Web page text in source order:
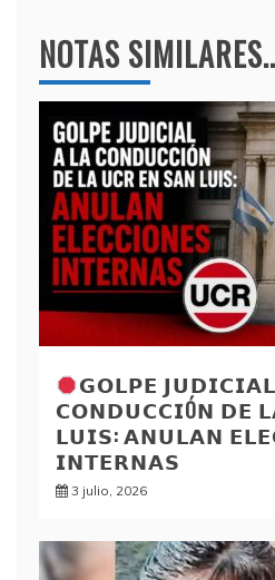
NOTAS
𝗚𝗢𝗟𝗣𝗘
𝗖𝗢𝗡𝗗𝗨𝗖𝗖𝗜Ó𝗡 𝗗𝗘
𝗟𝗨𝗜𝗦: 𝗔𝗡𝗨𝗟𝗔𝗡
𝗜𝗡𝗧𝗘𝗥𝗡𝗔𝗦
3 julio, 2026